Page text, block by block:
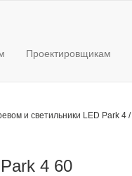
Проектировщикам
и светильники LED Park 4 /
4 60